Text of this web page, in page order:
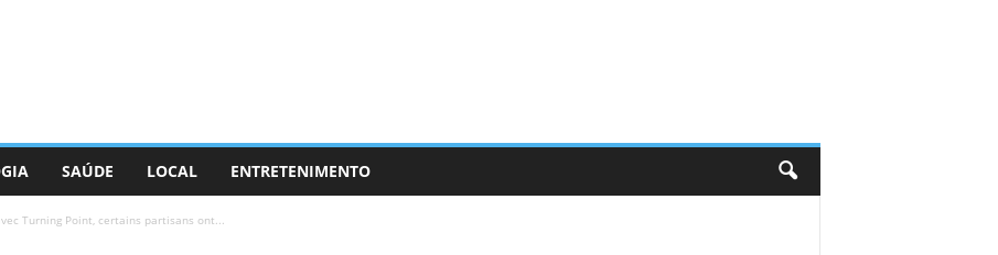
SAÚDE LOCAL ENTRETENIMENTO
Turning Point, certains partisans ont...